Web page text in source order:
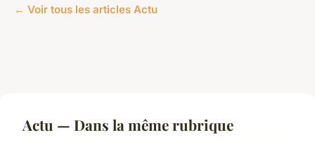
← Voir tous les articles Actu
Actu — Dans la même rubrique